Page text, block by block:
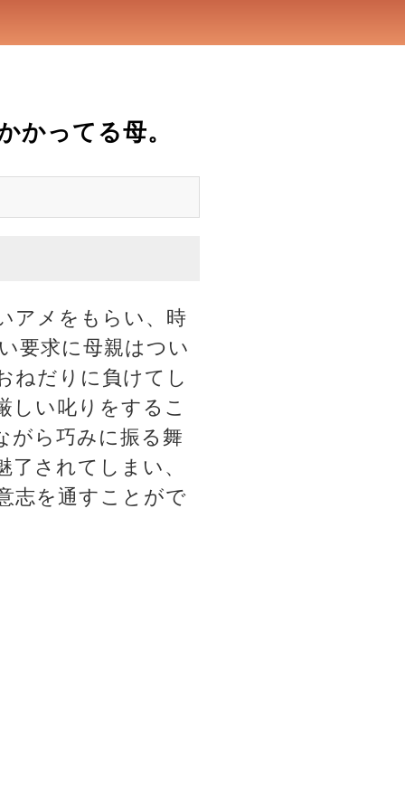
かってる母。
アメをもらい、時
要求に母親はつい
ねだりに負けてし
しい叱りをするこ
がら巧みに振る舞
されてしまい、
志を通すことがで